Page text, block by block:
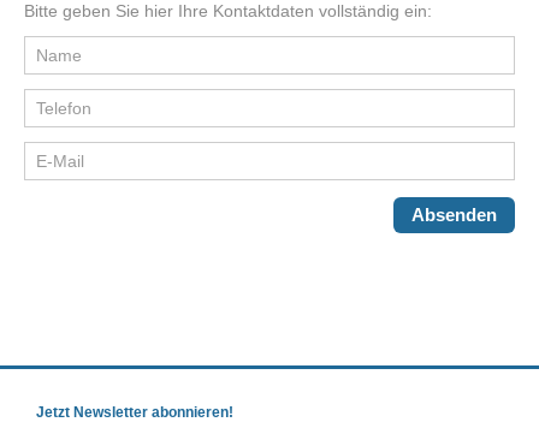
Bitte geben Sie hier Ihre Kontaktdaten vollständig ein:
Absenden
Jetzt Newsletter abonnieren!